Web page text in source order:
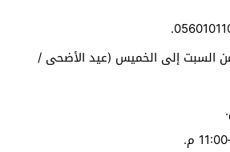
السبت إلى الخميس (عيد الأضحى /